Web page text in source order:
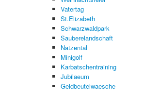
Vatertag
St.Elizabeth
Schwarzwaldpark
Sauberelandschaft
Natzental
Minigolf
Karbatschentraining
Jubilaeum
Geldbeutelwaesche